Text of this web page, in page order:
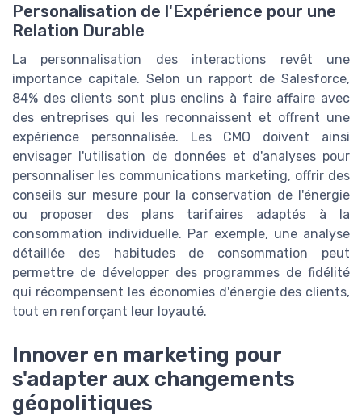
Personalisation de l'Expérience pour une
Relation Durable
La personnalisation des interactions revêt une
importance capitale. Selon un rapport de Salesforce,
84% des clients sont plus enclins à faire affaire avec
des entreprises qui les reconnaissent et offrent une
expérience personnalisée. Les CMO doivent ainsi
envisager l'utilisation de données et d'analyses pour
personnaliser les communications marketing, offrir des
conseils sur mesure pour la conservation de l'énergie
ou proposer des plans tarifaires adaptés à la
consommation individuelle. Par exemple, une analyse
détaillée des habitudes de consommation peut
permettre de développer des programmes de fidélité
qui récompensent les économies d'énergie des clients,
tout en renforçant leur loyauté.
Innover en marketing pour
s'adapter aux changements
géopolitiques